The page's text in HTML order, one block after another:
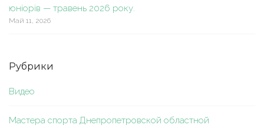
юніорів — травень 2026 року.
Май 11, 2026
Рубрики
Видео
Мастера спорта Днепропетровской областной